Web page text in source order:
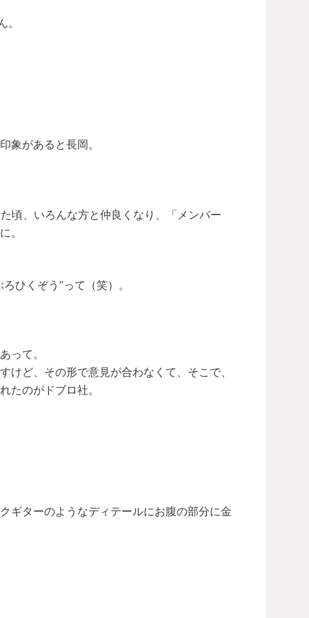
象があると長岡。
頃、いろんな方と仲良くなり、「メンバー
。
ひくぞう”って（笑）。
って。
ど、その形で意見が合わなくて、そこで、
たのがドブロ社。
ギターのようなディテールにお腹の部分に金